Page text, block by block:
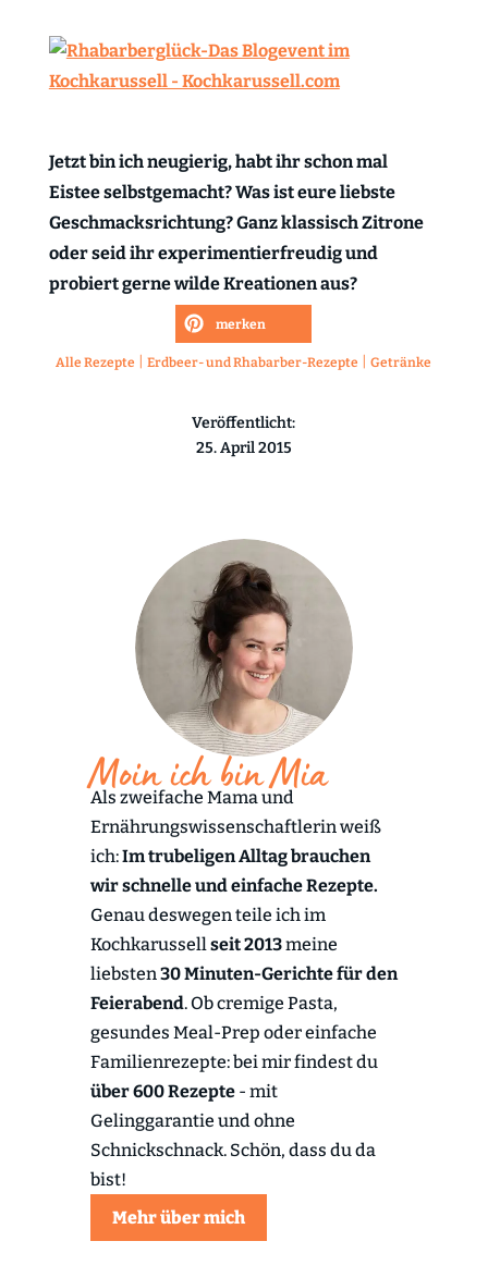
Jetzt bin ich neugierig, habt ihr schon mal
Eistee selbstgemacht? Was ist eure liebste
Geschmacksrichtung? Ganz klassisch Zitrone
oder seid ihr experimentierfreudig und
probiert gerne wilde Kreationen aus?
merken
Alle Rezepte |Erdbeer- und Rhabarber-Rezepte |Getränke
Veröffentlicht:
25. April 2015
Moin ich bin Mia
Als zweifache Mama und
Ernährungswissenschaftlerin weiß
ich:Im trubeligen Alltag brauchen
wir schnelle und einfache Rezepte.
Genau deswegen teile ich im
Kochkarussellseit 2013meine
liebsten30 Minuten-Gerichte für den
Feierabend. Ob cremige Pasta,
gesundes Meal-Prep oder einfache
Familienrezepte: bei mir findest du
über 600 Rezepte- mit
Gelinggarantie und ohne
Schnickschnack. Schön, dass du da
bist!
Mehr über mich